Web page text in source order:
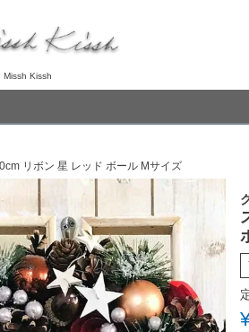
Missh Kissh
リボン 星 レッド ボール Mサイズ